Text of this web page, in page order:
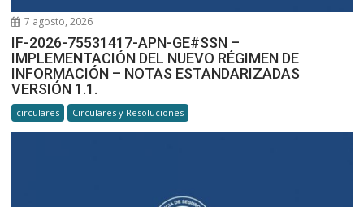
7 agosto, 2026
IF-2026-75531417-APN-GE#SSN –
IMPLEMENTACIÓN DEL NUEVO RÉGIMEN DE
INFORMACIÓN – NOTAS ESTANDARIZADAS
VERSIÓN 1.1.
circulares Circulares y Resoluciones